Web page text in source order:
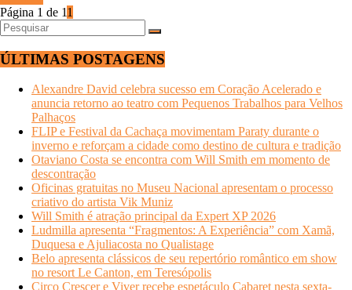
Página 1 de 11
ÚLTIMAS POSTAGENS
Alexandre David celebra sucesso em Coração Acelerado e
anuncia retorno ao teatro com Pequenos Trabalhos para Velhos
Palhaços
FLIP e Festival da Cachaça movimentam Paraty durante o
inverno e reforçam a cidade como destino de cultura e tradição
Otaviano Costa se encontra com Will Smith em momento de
descontração
Oficinas gratuitas no Museu Nacional apresentam o processo
criativo do artista Vik Muniz
Will Smith é atração principal da Expert XP 2026
Ludmilla apresenta “Fragmentos: A Experiência” com Xamã,
Duquesa e Ajuliacosta no Qualistage
Belo apresenta clássicos de seu repertório romântico em show
no resort Le Canton, em Teresópolis
Circo Crescer e Viver recebe espetáculo Cabaret nesta sexta-